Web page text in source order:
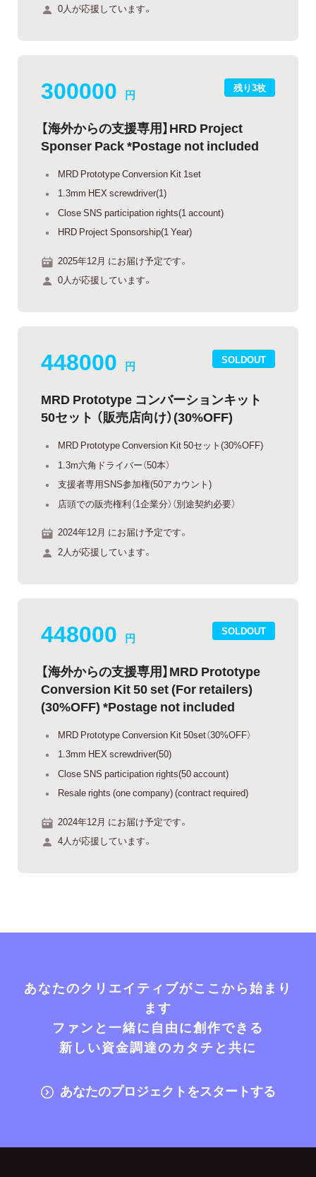
0人が応援しています。
残り3枚
300000 円
【海外からの支援専用】HRD Project
Sponser Pack *Postage not included
MRD Prototype Conversion Kit 1set
1.3mm HEX screwdriver(1)
Close SNS participation rights(1 account)
HRD Project Sponsorship(1 Year)
2025年12月 にお届け予定です。
0人が応援しています。
SOLDOUT
448000 円
MRD Prototype コンバーションキット
50セット （販売店向け）(30%OFF)
MRD Prototype Conversion Kit 50セット(30%OFF)
1.3m六角ドライバー（50本）
支援者専用SNS参加権(50アカウント)
店頭での販売権利（1企業分）（別途契約必要）
2024年12月 にお届け予定です。
2人が応援しています。
SOLDOUT
448000 円
【海外からの支援専用】MRD Prototype
Conversion Kit 50 set (For retailers)
(30%OFF) *Postage not included
MRD Prototype Conversion Kit 50set（30%OFF）
1.3mm HEX screwdriver(50)
Close SNS participation rights(50 account)
Resale rights (one company) (contract required)
2024年12月 にお届け予定です。
4人が応援しています。
あなたのクリエイティブがここから始まり
ます
ファンと一緒に自由に創作できる
新しい資金調達のカタチと共に
あなたのプロジェクトをスタートする